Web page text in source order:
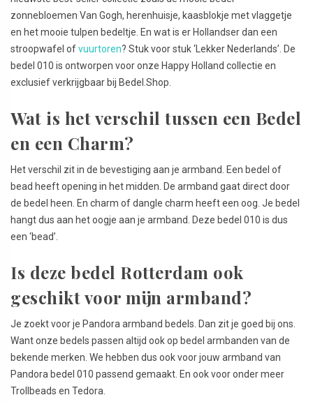
zonnebloemen Van Gogh, herenhuisje, kaasblokje met vlaggetje
en het mooie tulpen bedeltje. En wat is er Hollandser dan een
stroopwafel ofvuurtoren? Stuk voor stuk ‘Lekker Nederlands’. De
bedel 010 is ontworpen voor onze Happy Holland collectie en
exclusief verkrijgbaar bij Bedel.Shop.
Wat is het verschil tussen een Bedel
en een Charm?
Het verschil zit in de bevestiging aan je armband. Een bedel of
bead heeft opening in het midden. De armband gaat direct door
de bedel heen. En charm of dangle charm heeft een oog. Je bedel
hangt dus aan het oogje aan je armband. Deze bedel 010 is dus
een ‘bead’.
Is deze bedel Rotterdam ook
geschikt voor mijn armband?
Je zoekt voor je Pandora armband bedels. Dan zit je goed bij ons.
Want onze bedels passen altijd ook op bedel armbanden van de
bekende merken. We hebben dus ook voor jouw armband van
Pandora bedel 010 passend gemaakt. En ook voor onder meer
Trollbeads en Tedora.